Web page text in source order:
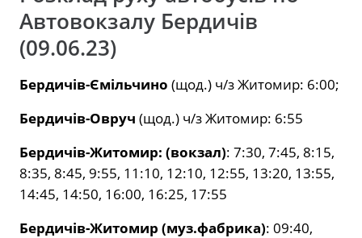
Автовокзалу Бердичів
(09.06.23)
Бердичів-Ємільчино (щод.) ч/з Житомир: 6:00;
Бердичів-Овруч (щод.) ч/з Житомир: 6:55
Бердичів-Житомир: (вокзал): 7:30, 7:45, 8:15,
8:35, 8:45, 9:55, 11:10, 12:10, 12:55, 13:20, 13:55,
14:45, 14:50, 16:00, 16:25, 17:55
Бердичів-Житомир (муз.фабрика): 09:40,